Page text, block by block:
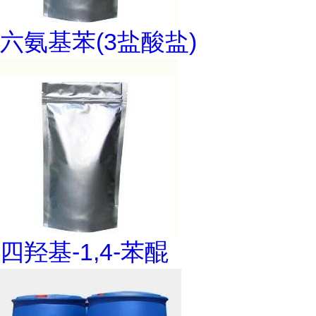
六氨基苯(3盐酸盐)
四羟基-1,4-苯醌